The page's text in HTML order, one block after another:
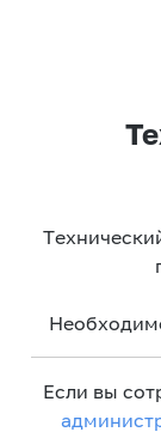
Если вы